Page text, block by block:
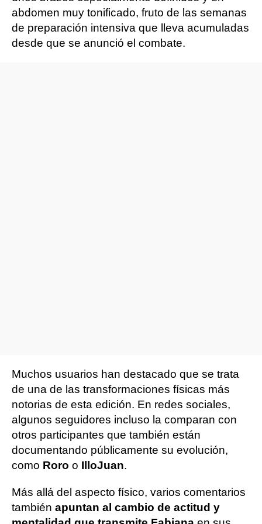
abdomen muy tonificado, fruto de las semanas
de preparación intensiva que lleva acumuladas
desde que se anunció el combate.
Muchos usuarios han destacado que se trata
de una de las transformaciones físicas más
notorias de esta edición. En redes sociales,
algunos seguidores incluso la comparan con
otros participantes que también están
documentando públicamente su evolución,
como Roro o IlloJuan.
Más allá del aspecto físico, varios comentarios
también apuntan al cambio de actitud y